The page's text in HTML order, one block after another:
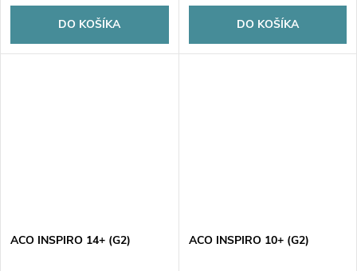
DO KOŠÍKA DO KOŠÍKA
ACO INSPIRO 14+ (G2) ACO INSPIRO 10+ (G2)